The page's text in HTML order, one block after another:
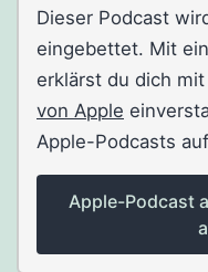
Dieser Podcast
eingebettet. Mit
erklärst du dich
von Apple
Apple-Podcasts
Apple-Podcast